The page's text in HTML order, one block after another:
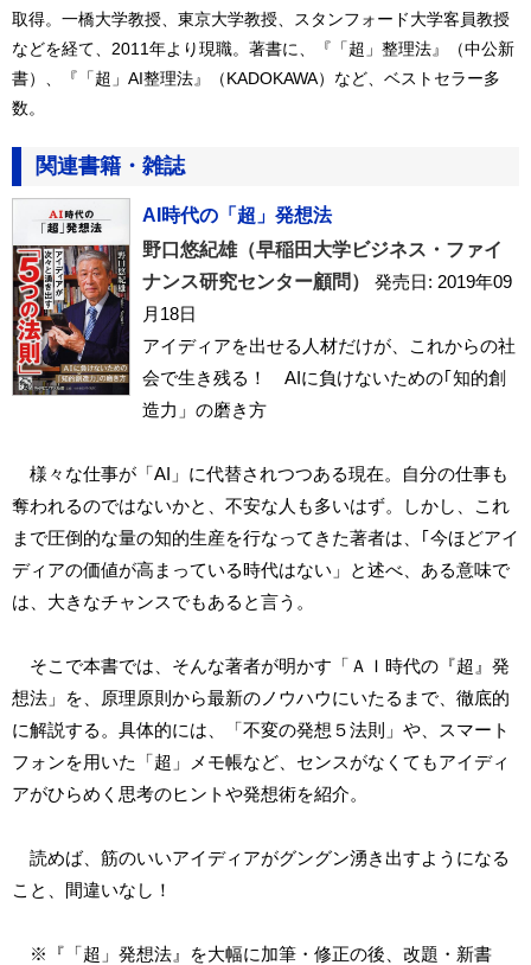
取得。一橋大学教授、東京大学教授、スタンフォード大学客員教授
などを経て、2011年より現職。著書に、『「超」整理法』（中公新
書）、『「超」AI整理法』（KADOKAWA）など、ベストセラー多
数。
関連書籍・雑誌
AI時代の「超」発想法
野口悠紀雄（早稲田大学ビジネス・ファイ
ナンス研究センター顧問）
発売日: 2019年09
月18日
アイディアを出せる人材だけが、これからの社
会で生き残る！ AIに負けないための｢知的創
造力」の磨き方
様々な仕事が「AI」に代替されつつある現在。自分の仕事も
奪われるのではないかと、不安な人も多いはず。しかし、これ
まで圧倒的な量の知的生産を行なってきた著者は、｢今ほどアイ
ディアの価値が高まっている時代はない」と述べ、ある意味で
は、大きなチャンスでもあると言う。
そこで本書では、そんな著者が明かす「ＡＩ時代の『超』発
想法」を、原理原則から最新のノウハウにいたるまで、徹底的
に解説する。具体的には、「不変の発想５法則」や、スマート
フォンを用いた「超」メモ帳など、センスがなくてもアイディ
アがひらめく思考のヒントや発想術を紹介。
読めば、筋のいいアイディアがグングン湧き出すようになる
こと、間違いなし！
※『「超」発想法』を大幅に加筆・修正の後、改題・新書